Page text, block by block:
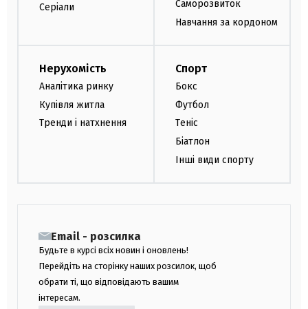
Серіали
Саморозвиток
Навчання за кордоном
Нерухомість
Аналітика ринку
Купівля житла
Тренди і натхнення
Спорт
Бокс
Футбол
Теніс
Біатлон
Інші види спорту
Email - розсилка
Будьте в курсі всіх новин і оновлень!
Перейдіть на сторінку наших розсилок, щоб
обрати ті, що відповідають вашим
інтересам.